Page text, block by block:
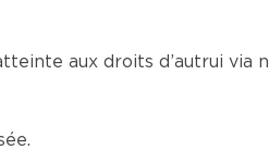
aux droits d’autrui via